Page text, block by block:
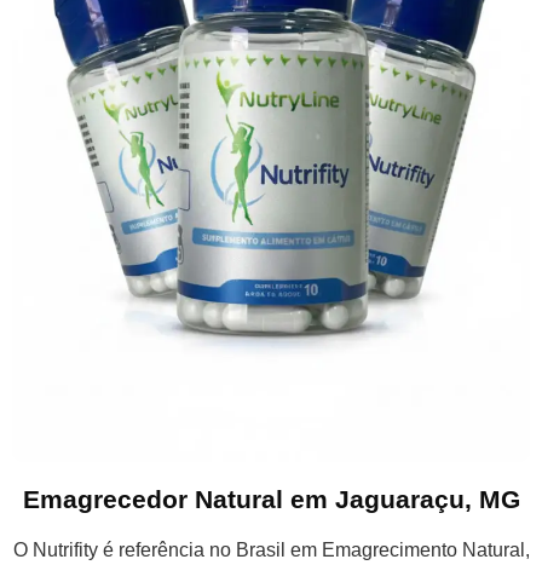
Emagrecedor Natural em Jaguaraçu, MG
O Nutrifity é referência no Brasil em Emagrecimento Natural,